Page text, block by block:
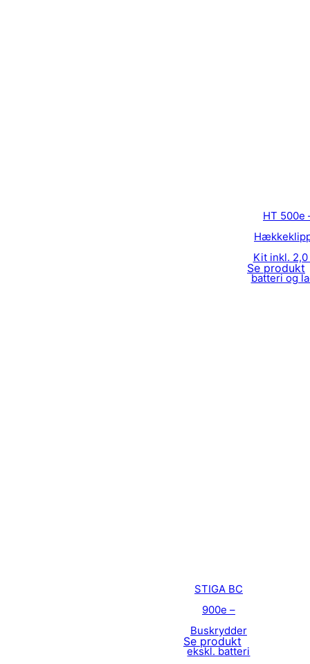
STIGA BC
900e –
Buskrydder
ekskl. batteri
Se produkt
HT 500e
Kit inkl. 2,0
batteri og
Se produkt